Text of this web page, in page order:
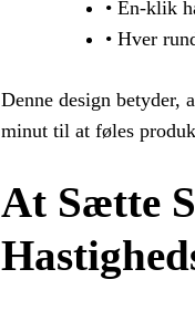
• Én‑klik
• Hver
Denne design betyder,
minut til at føles
At Sætte